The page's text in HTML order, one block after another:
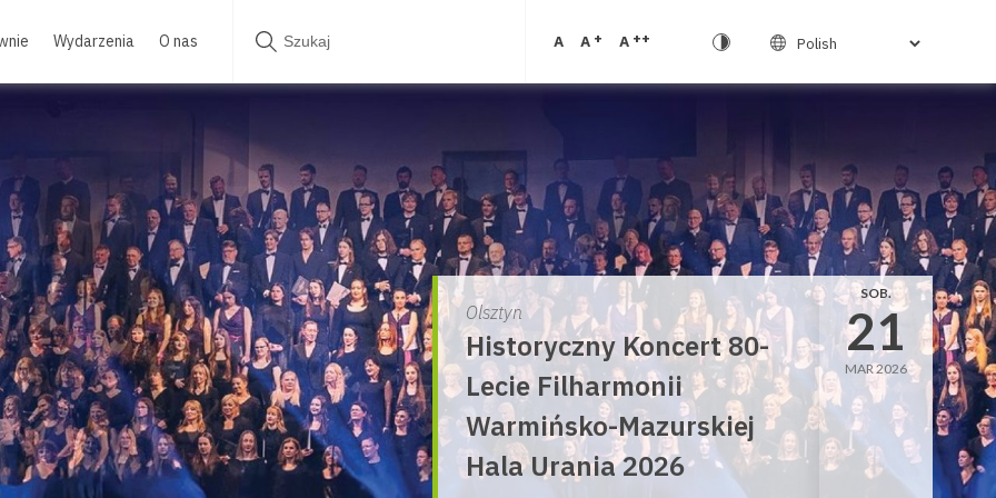
Wydarzenia O nas A A + A ++
Olsztyn
Historyczny Koncert 80-
Lecie Filharmonii
Warmińsko-Mazurskiej
Hala Urania 2026
SOB.
21
MAR 2026